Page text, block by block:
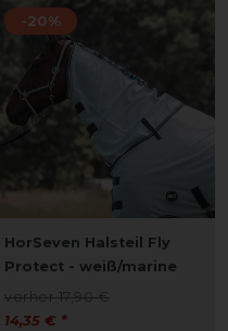
-20%
HorSeven Halsteil Fly
Protect - weiß/marine
vorher 17,90 €
14,35 € *